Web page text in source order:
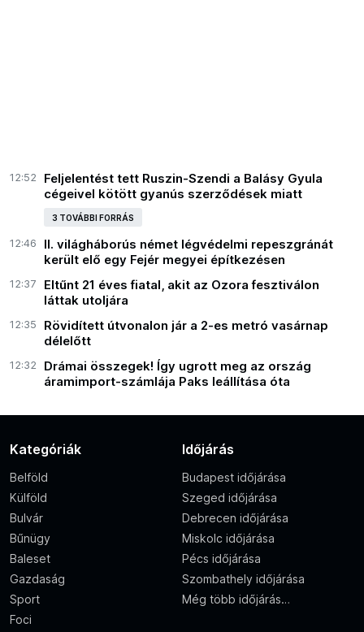
12:52
Feljelentést tett Ruszin-Szendi a Balásy Gyula
cégeivel kötött gyanús szerződések miatt
3 TOVÁBBI FORRÁS
12:46
II. világháborús német légvédelmi repeszgránát
került elő egy Fejér megyei építkezésen
12:37
Eltűnt 21 éves fiatal, akit az Ozora fesztiválon
láttak utoljára
12:35
Rövidített útvonalon jár a 2-es metró vasárnap
délelőtt
12:32
Drámai összegek! Így ugrott meg az ország
áramimport-számlája Paks leállítása óta
Kategóriák
Belföld
Külföld
Bulvár
Bűnügy
Baleset
Gazdaság
Sport
Foci
Időjárás
Budapest időjárása
Szeged időjárása
Debrecen időjárása
Miskolc időjárása
Pécs időjárása
Szombathely időjárása
Még több időjárás…